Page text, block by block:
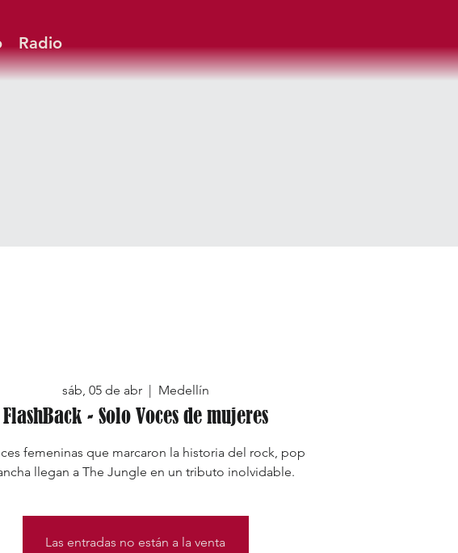
Radio
sáb, 05 de abr
  |
Medellín
FlashBack - Solo Voces de mujeres
femeninas que marcaron la historia del rock, pop
llegan a The Jungle en un tributo inolvidable.
Las entradas no están a la venta